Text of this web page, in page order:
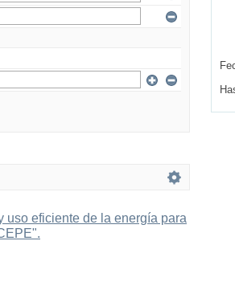
uso eficiente de la energía para